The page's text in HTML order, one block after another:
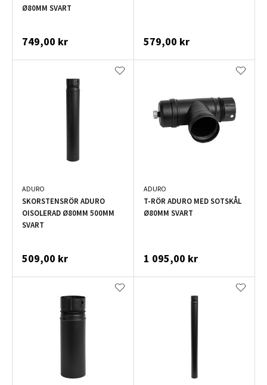
Ø80MM SVART
749,00 kr 579,00 kr
ADURO
SKORSTENSRÖR ADURO
OISOLERAD Ø80MM 500MM
SVART
509,00 kr
ADURO
T-RÖR ADURO MED SOTSKÅL
Ø80MM SVART
1 095,00 kr